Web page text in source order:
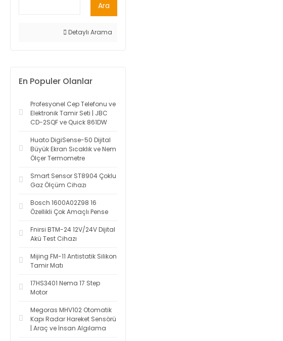
Ara
Detaylı Arama
En Populer Olanlar
Profesyonel Cep Telefonu ve
Elektronik Tamir Seti | JBC
CD-2SQF ve Quick 861DW
Huato DigiSense-50 Dijital
Büyük Ekran Sıcaklık ve Nem
Ölçer Termometre
Smart Sensor ST8904 Çoklu
Gaz Ölçüm Cihazı
Bosch 1600A02Z98 16
Özellikli Çok Amaçlı Pense
Fnirsi BTM-24 12V/24V Dijital
Akü Test Cihazı
Mijing FM-11 Antistatik Silikon
Tamir Matı
17HS3401 Nema 17 Step
Motor
Megoras MHV102 Otomatik
Kapı Radar Hareket Sensörü
| Araç ve İnsan Algılama